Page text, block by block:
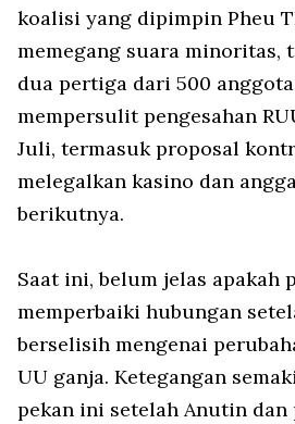
koalisi yang dipimpin Pheu
memegang suara
dua pertiga dari 500
mempersulit pengesahan
Juli, termasuk proposal
melegalkan kasino dan
berikutnya.
Saat ini, belum jelas apakah
memperbaiki hubungan
berselisih mengenai
UU ganja. Ketegangan
pekan ini setelah Anutin dan